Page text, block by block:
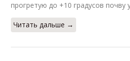
прогретую до +10 градусов почву
Читать дальше →